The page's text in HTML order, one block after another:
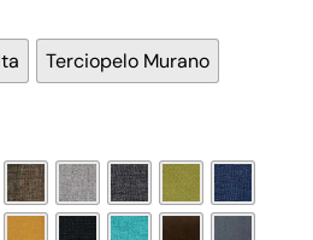
Terciopelo Murano